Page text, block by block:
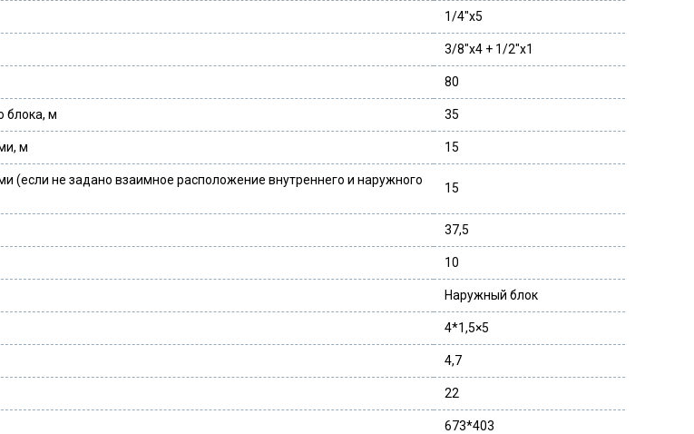
1/4″x5
3/8″x4 + 1/2″x1
80
блока, м 35
м 15
не задано взаимное расположение внутреннего и наружного
15
37,5
10
Наружный блок
4*1,5×5
4,7
22
673*403